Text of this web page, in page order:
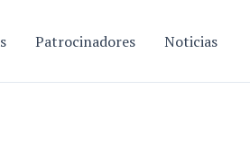
Patrocinadores Noticias